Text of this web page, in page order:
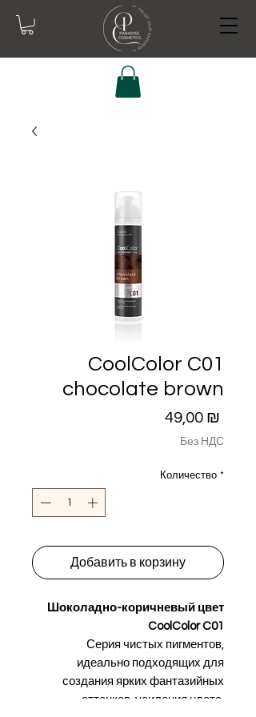
CoolColor C01
chocolate brown
49,00 ₪
Без НДС
Количество *
Добавить в корзину
Шоколадно-коричневый цвет
CoolColor C01
Серия чистых пигментов,
идеально подходящих для
создания ярких фантазийных
оттенков, усиления цвета,